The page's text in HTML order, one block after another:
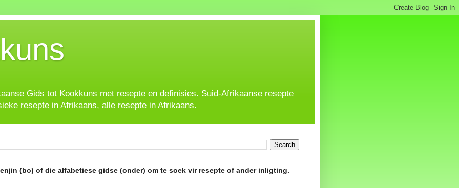
Gids tot Kookkuns met resepte en definisies. Suid-Afrikaanse resepte
resepte in Afrikaans, alle resepte in Afrikaans.
(bo) of die alfabetiese gidse (onder) om te soek vir resepte of ander inligting.